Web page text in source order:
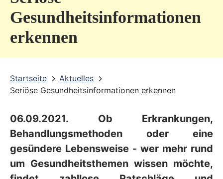
Gesundheitsinformationen
erkennen
Startseite
Aktuelles
Seriöse Gesundheitsinformationen erkennen
06.09.2021. Ob Erkrankungen,
Behandlungsmethoden oder eine
gesündere Lebensweise - wer mehr rund
um Gesundheitsthemen wissen möchte,